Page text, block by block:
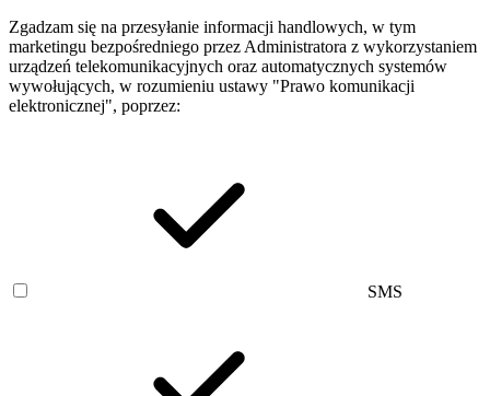
Zgadzam się na przesyłanie informacji handlowych, w tym
marketingu bezpośredniego przez Administratora z wykorzystaniem
urządzeń telekomunikacyjnych oraz automatycznych systemów
wywołujących, w rozumieniu ustawy "Prawo komunikacji
elektronicznej", poprzez:
SMS